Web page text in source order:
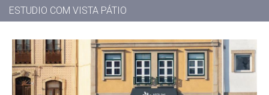
ESTUDIO COM VISTA PÁTIO